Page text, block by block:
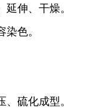
伸、干燥。
色。
硫化成型。